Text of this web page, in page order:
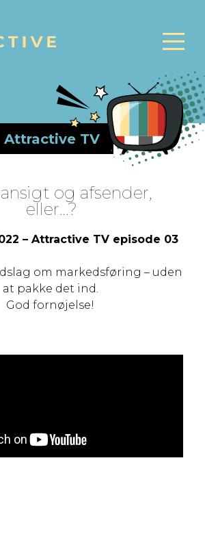
Attractive TV
og afsender,
eller…?
– Attractive TV episode 03
om markedsføring – uden
at pakke det ind.
God fornøjelse!